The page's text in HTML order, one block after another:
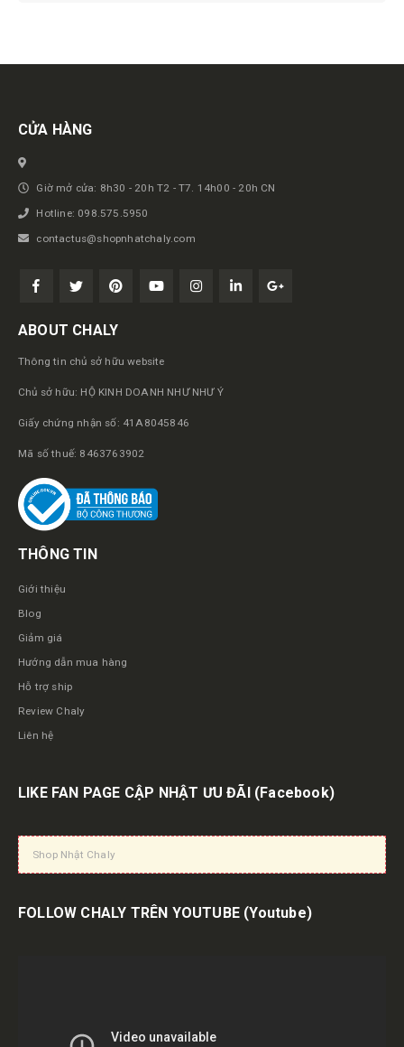
Get in touch
CỬA HÀNG
Giờ mở cửa: 8h30 - 20h T2 - T7. 14h00 - 20h CN
Hotline: 098.575.5950
contactus@shopnhatchaly.com
ABOUT CHALY
Thông tin chủ sở hữu website
Chủ sở hữu: HỘ KINH DOANH NHƯ NHƯ Ý
Giấy chứng nhận số: 41A8045846
Mã số thuế: 8463763902
THÔNG TIN
Giới thiệu
Blog
Giảm giá
Hướng dẫn mua hàng
Hỗ trợ ship
Review Chaly
Liên hệ
LIKE FAN PAGE CẬP NHẬT ƯU ĐÃI (Facebook)
Shop Nhật Chaly
FOLLOW CHALY TRÊN YOUTUBE (Youtube)